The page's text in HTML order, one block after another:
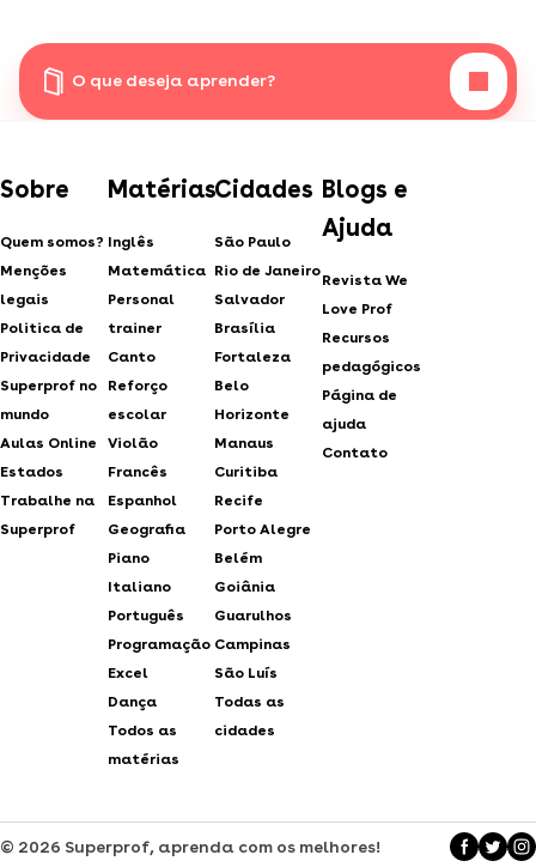
O que deseja aprender?
Sobre
Quem somos?
Menções
legais
Politica de
Privacidade
Superprof no
mundo
Aulas Online
Estados
Trabalhe na
Superprof
Matérias
Inglês
Matemática
Personal
trainer
Canto
Reforço
escolar
Violão
Francês
Espanhol
Geografia
Piano
Italiano
Português
Programação
Excel
Dança
Todos as
matérias
Cidades
São Paulo
Rio de Janeiro
Salvador
Brasília
Fortaleza
Belo
Horizonte
Manaus
Curitiba
Recife
Porto Alegre
Belém
Goiânia
Guarulhos
Campinas
São Luís
Todas as
cidades
Blogs e
Ajuda
Revista We
Love Prof
Recursos
pedagógicos
Página de
ajuda
Contato
© 2026 Superprof, aprenda com os melhores!